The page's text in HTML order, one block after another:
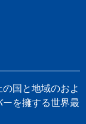
国と地域のおよ
を擁する世界最